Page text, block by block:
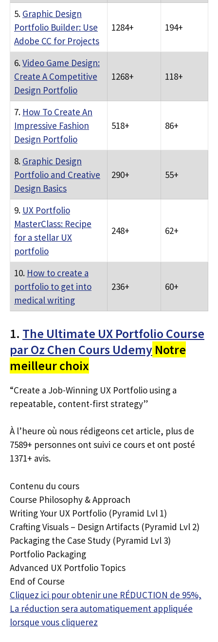
5. Graphic Design
Portfolio Builder: Use
Adobe CC for Projects
1284+ 194+
6.Video Game Design:
Create A Competitive
Design Portfolio
1268+ 118+
7. How To Create An
Impressive Fashion
Design Portfolio
518+ 86+
8. Graphic Design
Portfolio and Creative
Design Basics
290+ 55+
9. UX Portfolio
MasterClass: Recipe
for a stellar UX
portfolio
248+ 62+
10. How to create a
portfolio to get into
medical writing
236+ 60+
1. The Ultimate UX Portfolio Course
par Oz Chen Cours Udemy Notre
meilleur choix
“Create a Job-Winning UX Portfolio using a
repeatable, content-first strategy”
À l’heure où nous rédigeons cet article, plus de
7589+ personnes ont suivi ce cours et ont posté
1371+ avis.
Contenu du cours
Course Philosophy & Approach
Writing Your UX Portfolio (Pyramid Lvl 1)
Crafting Visuals – Design Artifacts (Pyramid Lvl 2)
Packaging the Case Study (Pyramid Lvl 3)
Portfolio Packaging
Advanced UX Portfolio Topics
End of Course
Cliquez ici pour obtenir une RÉDUCTION de 95%,
La réduction sera automatiquement appliquée
lorsque vous cliquerez